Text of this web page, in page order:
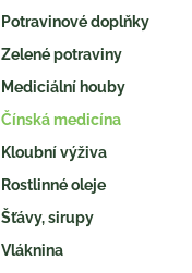
Potravinové doplňky
Zelené potraviny
Mediciální houby
Čínská medicína
Kloubní výživa
Rostlinné oleje
Šťávy, sirupy
Vláknina